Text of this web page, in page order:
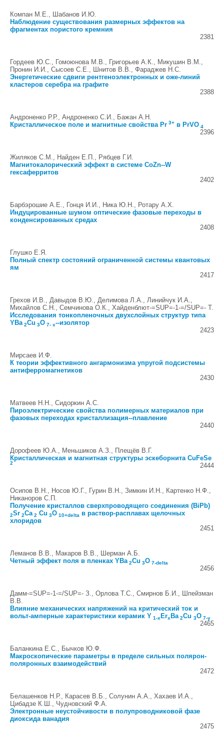
Компан М.Е., Шабанов И.Ю.
Наблюдение существования размерных эффектов на
фрагментах пористого кремния
2381
Гордеев Ю.С., Гомоюнова М.В., Григорьев А.К., Микушин В.М.,
Пронин И.И., Сысоев С.Е., Шнитов В.В., Фараджев Н.С.
Энергетические сдвиги рентгеноэлектронных и оже-линий
кластеров серебра на графите
2388
Андроненко Р.Р., Андроненко С.И., Бажан А.Н.
Кристаллическое поле и магнитные свойства Pr 3+ в PrVO 4
2396
Жиляков С.М., Найден Е.П., Рябцев Г.И.
Магнитокалорический эффект в системе CoZn--W
гексаферритов
2402
Барбэрошие А.Е., Гонця И.И., Ника Ю.Н., Ротару А.Х.
Индуцированные шумом оптические фазовые переходы в
конденсированных средах
2408
Глушко Е.Я.
Полный спектр состояний ограниченной системы квантовых
ям
2417
Грехов И.В., Давыдов В.Ю., Делимова Л.А., Линийчук И.А.,
Михайлов С.Н., Семчинова О.К., Хайденблют-=SUP=-1-=/SUP=- Т.
Исследования тонкопленочных двухслойных структур типа
YBa2Cu 3O 7- x--изолятор
2423
Мирсаев И.Ф.
К теории эффективного ангармонизма упругой подсистемы
антиферромагнетиков
2430
Матвеев Н.Н., Сидоркин А.С.
Пироэлектрические свойства полимерных материалов при
фазовых переходах кристаллизация--плавление
2440
Дорофеев Ю.А., Меньшиков А.З., Плещёв В.Г.
Кристаллическая и магнитная структуры эскеборнита CuFeSe
2 2444
Осипов В.Н., Носов Ю.Г., Гурин В.Н., Зимкин И.Н., Картенко Н.Ф.,
Никаноров С.П.
Получение кристаллов сверхпроводящего соединения (BiPb)
2Sr 2Ca2 Cu 3O 10+delta в раствор-расплавах щелочных
хлоридов
2451
Леманов В.В., Макаров В.В., Шерман А.Б.
Четный эффект поля в пленках YBa2Cu 3O 7-delta
2456
Дамм-=SUP=-1-=/SUP=- З., Орлова Т.С., Смирнов Б.И., Шпейзман
В.В.
Влияние механических напряжений на критический ток и
вольт-амперные характеристики керамик Y 1-x Erx Ba2Cu 3O 7-y
2465
Баланкина Е.С., Бычков Ю.Ф.
Макроскопические параметры в пределе сильных полярон-
поляронных взаимодействий
2472
Белашенков Н.Р., Карасев В.Б., Солунин А.А., Хахаев И.А.,
Цибадзе К.Ш., Чудновский Ф.А.
Электронные неустойчивости в полупроводниковой фазе
диоксида ванадия
2475